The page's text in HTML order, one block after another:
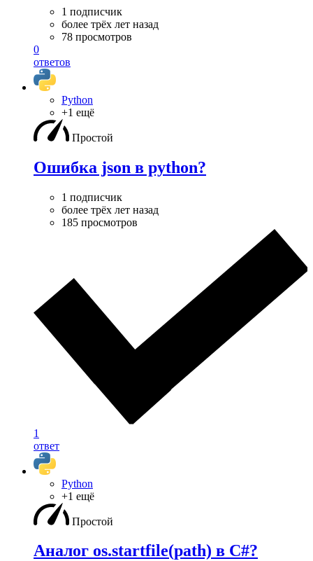
1 подписчик
более трёх лет назад
78 просмотров
0
ответов
Python
+1 ещё
Простой
Ошибка json в python?
1 подписчик
более трёх лет назад
185 просмотров
1
ответ
Python
+1 ещё
Простой
Аналог os.startfile(path) в C#?